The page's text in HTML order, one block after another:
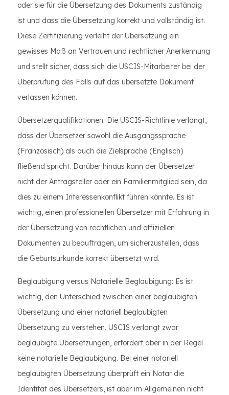
oder sie für die Übersetzung des Dokuments zuständig
ist und dass die Übersetzung korrekt und vollständig ist.
Diese Zertifizierung verleiht der Übersetzung ein
gewisses Maß an Vertrauen und rechtlicher Anerkennung
und stellt sicher, dass sich die USCIS-Mitarbeiter bei der
Überprüfung des Falls auf das übersetzte Dokument
verlassen können.
Übersetzerqualifikationen: Die USCIS-Richtlinie verlangt,
dass der Übersetzer sowohl die Ausgangssprache
(Französisch) als auch die Zielsprache (Englisch)
fließend spricht. Darüber hinaus kann der Übersetzer
nicht der Antragsteller oder ein Familienmitglied sein, da
dies zu einem Interessenkonflikt führen könnte. Es ist
wichtig, einen professionellen Übersetzer mit Erfahrung in
der Übersetzung von rechtlichen und offiziellen
Dokumenten zu beauftragen, um sicherzustellen, dass
die Geburtsurkunde korrekt übersetzt wird.
Beglaubigung versus Notarielle Beglaubigung: Es ist
wichtig, den Unterschied zwischen einer beglaubigten
Übersetzung und einer notariell beglaubigten
Übersetzung zu verstehen. USCIS verlangt zwar
beglaubigte Übersetzungen, erfordert aber in der Regel
keine notarielle Beglaubigung. Bei einer notariell
beglaubigten Übersetzung überprüft ein Notar die
Identität des Übersetzers, ist aber im Allgemeinen nicht